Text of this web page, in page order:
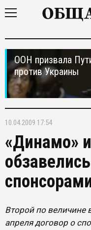
ООН призвала
против Украины
10.04.2009 17:54
«Динамо»
Второй по величине
апреля договор о